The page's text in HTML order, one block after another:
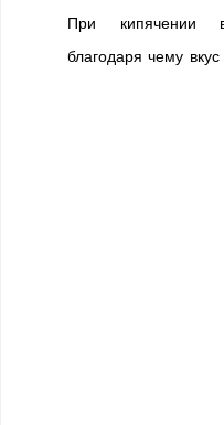
При кипячении
благодаря чему